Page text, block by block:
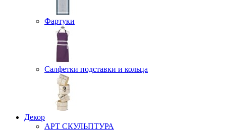
Фартуки
Салфетки подставки и кольца
Декор
АРТ СКУЛЬПТУРА